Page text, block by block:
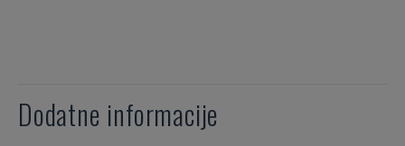
Dodatne informacije